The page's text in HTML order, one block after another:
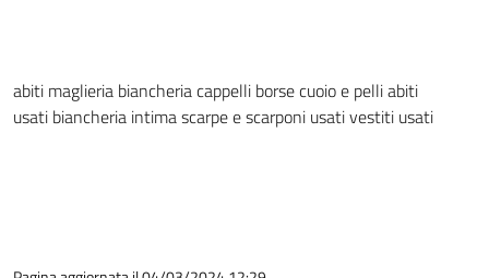
abiti maglieria biancheriacappelli borsecuoio e pelliabiti
usati biancheria intimascarpe e scarponi usativestiti usati